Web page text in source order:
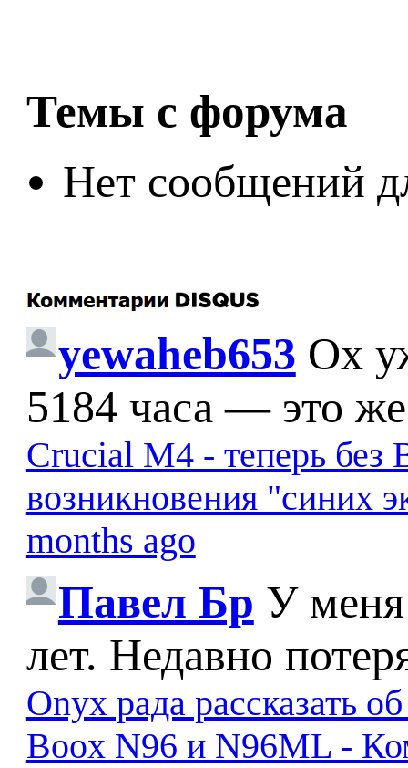
Темы с форума
Нет сообщений
yewaheb653 Ох
5184 часа — это
Crucial M4 - теперь без
возникновения "синих
months ago
Павел Бр У меня
лет. Недавно
Onyx рада рассказать
Boox N96 и N96ML -